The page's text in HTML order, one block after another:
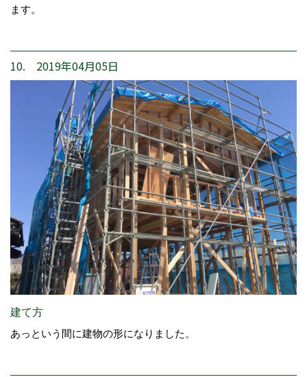
ます。
10. 2019年04月05日
建て方
あっという間に建物の形になりました。